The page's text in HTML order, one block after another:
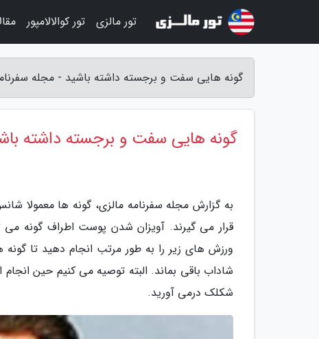
گونه هایی سفت و برجسته داشته باشید - مجله
گونه هایی سفت و برجسته داشته
به گزارش مجله سفرنامه مالزی، گونه ها معمولا
قرار می گیرند. آویزان شدن پوست اطراف گونه می
ورزش های زیر را به طور مرتب انجام دهید تا
شاداب باقی بماند. البته توصیه می کنیم حین
شکلک درمی آورید.
تور مالزی تور کوالالامپور